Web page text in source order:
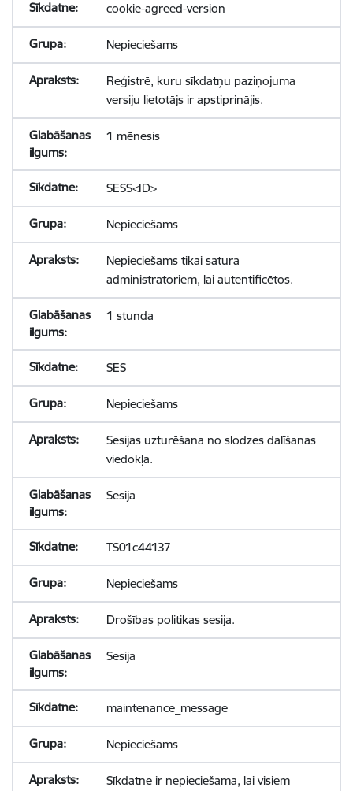
cookie-agreed-version
Nepieciešams
Reģistrē, kuru sīkdatņu paziņojuma
versiju lietotājs ir apstiprinājis.
1 mēnesis
SESS<ID>
Nepieciešams
Nepieciešams tikai satura
administratoriem, lai autentificētos.
1 stunda
SES
Nepieciešams
Sesijas uzturēšana no slodzes dalīšanas
viedokļa.
Sesija
TS01c44137
Nepieciešams
Drošības politikas sesija.
Sesija
maintenance_message
Nepieciešams
Sīkdatne ir nepieciešama, lai visiem